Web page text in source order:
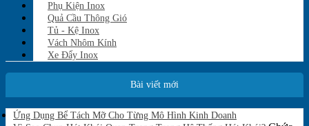
Phụ Kiện Inox
Quả Cầu Thông Gió
Tủ - Kệ Inox
Vách Nhôm Kính
Xe Đẩy Inox
Bài viết mới
Ứng Dụng Bể Tách Mỡ Cho Từng Mô Hình Kinh Doanh